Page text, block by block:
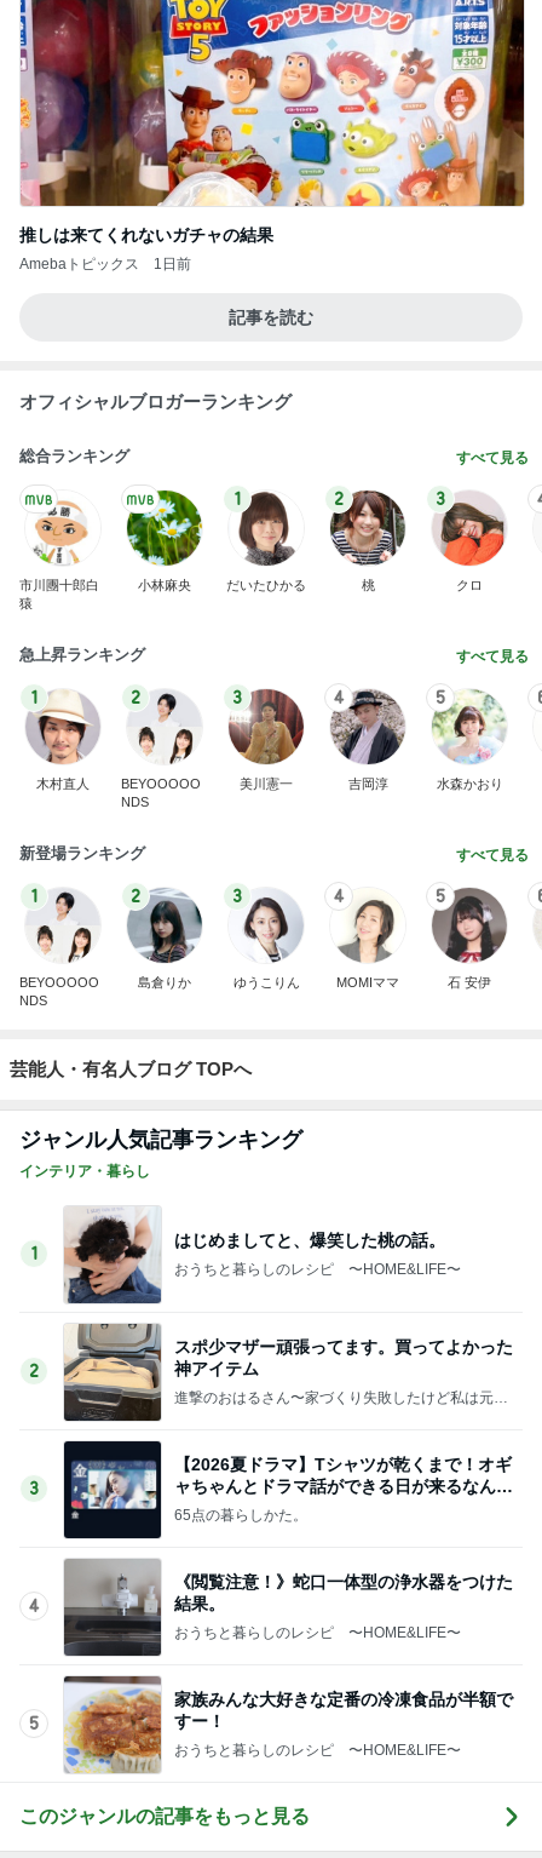
推しは来てくれないガチャの結果
Amebaトピックス 1日前
記事を読む
オフィシャルブロガーランキング
総合ランキング すべて見る
市川團十郎白
猿
小林麻央
1
だいたひかる
2
桃
3
クロ
急上昇ランキング すべて見る
1
木村直人
2
BEYOOOOO
NDS
3
美川憲一
4
吉岡淳
5
水森かおり
新登場ランキング すべて見る
1
BEYOOOOO
NDS
2
島倉りか
3
ゆうこりん
4
MOMIママ
5
石 安伊
芸能人・有名人ブログ TOPへ
ジャンル人気記事ランキング
インテリア・暮らし
1
はじめましてと、爆笑した桃の話。
おうちと暮らしのレシピ 〜HOME&LIFE〜
2
スポ少マザー頑張ってます。買ってよかった
神アイテム
進撃のおはるさん〜家づくり失敗したけど私は元気
3
【2026夏ドラマ】Tシャツが乾くまで！オギ
ャちゃんとドラマ話ができる日が来るなん
て！
65点の暮らしかた。
4
《閲覧注意！》蛇口一体型の浄水器をつけた
結果。
おうちと暮らしのレシピ 〜HOME&LIFE〜
5
家族みんな大好きな定番の冷凍食品が半額で
すー！
おうちと暮らしのレシピ 〜HOME&LIFE〜
このジャンルの記事をもっと見る